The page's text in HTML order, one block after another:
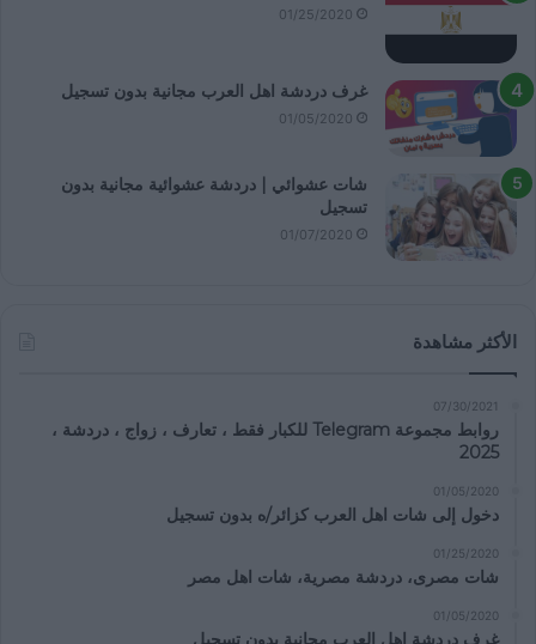
01/25/2020
غرف دردشة اهل العرب مجانية بدون تسجيل
01/05/2020
شات عشوائي | دردشة عشوائية مجانية بدون
تسجيل
01/07/2020
الأكثر مشاهدة
07/30/2021
روابط مجموعة Telegram للكبار فقط ، تعارف ، زواج ، دردشة ،
2025
01/05/2020
دخول إلى شات اهل العرب كزائر/ه بدون تسجيل
01/25/2020
شات مصرى، دردشة مصرية، شات اهل مصر
01/05/2020
غرف دردشة اهل العرب مجانية بدون تسجيل